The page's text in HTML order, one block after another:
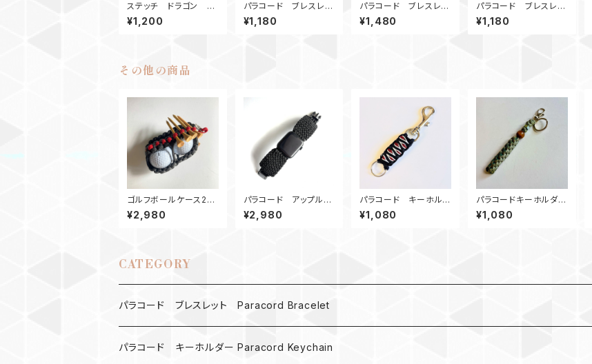
ステッチ ドラゴン パ
ラコードブレスレット_B
P
¥1,200
パラコード ブレスレッ
ト_CaymanBack_GK
¥1,180
パラコード ブレスレッ
ト bennoshappine
ss_POGN
¥1,480
パラコード ブレスレッ
ト CobraSpine_BP
¥1,180
その他の商品
ゴルフボールケース2
ティーホルダー GR
¥2,980
パラコード アップルウ
ォッチ バンド44_Conq
uistador450_B App
¥2,980
パラコード キーホルダ
ー_SolomonDragon_
赤黒白
¥1,080
パラコードキーホルダ
ー Box_ウッドビーズ_
M6_ デジタルカモ、カモ
¥1,080
CATEGORY
パラコード ブレスレット Paracord Bracelet
MAD MAX
パラコード キーホルダー Paracord Keychain